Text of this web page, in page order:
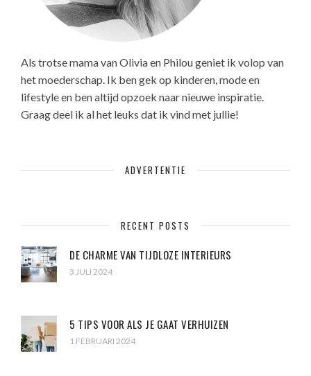
Als trotse mama van Olivia en Philou geniet ik volop van
het moederschap. Ik ben gek op kinderen, mode en
lifestyle en ben altijd opzoek naar nieuwe inspiratie.
Graag deel ik al het leuks dat ik vind met jullie!
ADVERTENTIE
RECENT POSTS
DE CHARME VAN TIJDLOZE INTERIEURS
3 JULI 2024
5 TIPS VOOR ALS JE GAAT VERHUIZEN
1 FEBRUARI 2024